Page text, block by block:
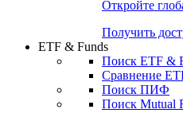
Откройте
Получить
ETF & Funds
Поиск ETF &
Сравнение
Поиск ПИФ
Поиск Mutual